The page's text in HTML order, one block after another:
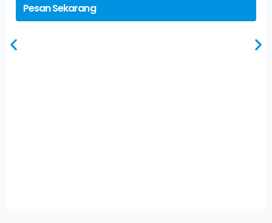
Pesan Sekarang